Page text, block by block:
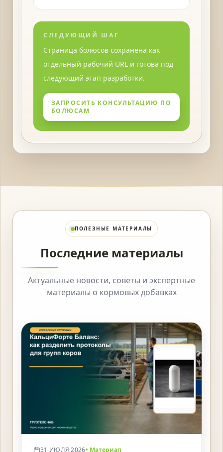
СЛЕДУЮЩИЙ ШАГ
Страница болюсов сохранена как
отдельный рабочий URL и готова под
следующий этап разработки.
ЗАПРОСИТЬ КОНСУЛЬТАЦИЮ ПО
БОЛЮСАМ
ПОЛЕЗНЫЕ МАТЕРИАЛЫ
Последние материалы
Актуальные новости, советы и экспертные
материалы о кормовых добавках
31 ИЮЛЯ 2026• Материал